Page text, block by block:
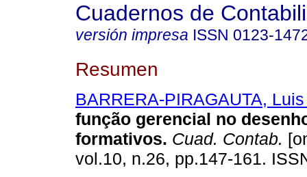
Cuadernos de
versión impresa ISSN 0123-
Resumen
BARRERA-PIRAGAUTA,
função gerencial no
formativos. Cuad. Contab.
vol.10, n.26, pp.147-161.